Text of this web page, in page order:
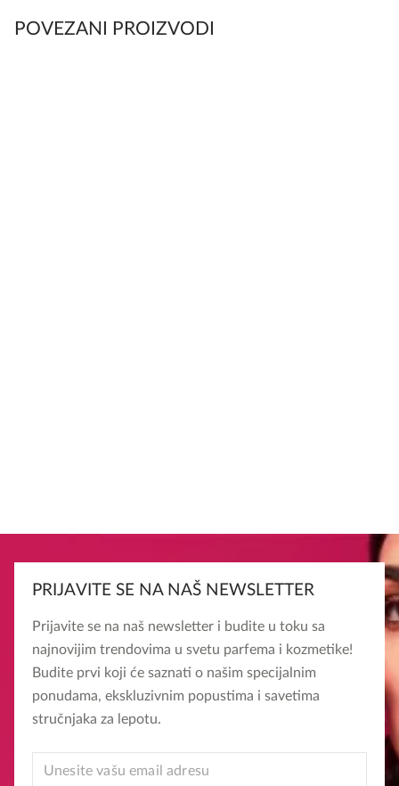
POVEZANI PROIZVODI
PRIJAVITE SE NA NAŠ NEWSLETTER
Prijavite se na naš newsletter i budite u toku sa
najnovijim trendovima u svetu parfema i kozmetike!
Budite prvi koji će saznati o našim specijalnim
ponudama, ekskluzivnim popustima i savetima
stručnjaka za lepotu.
* *